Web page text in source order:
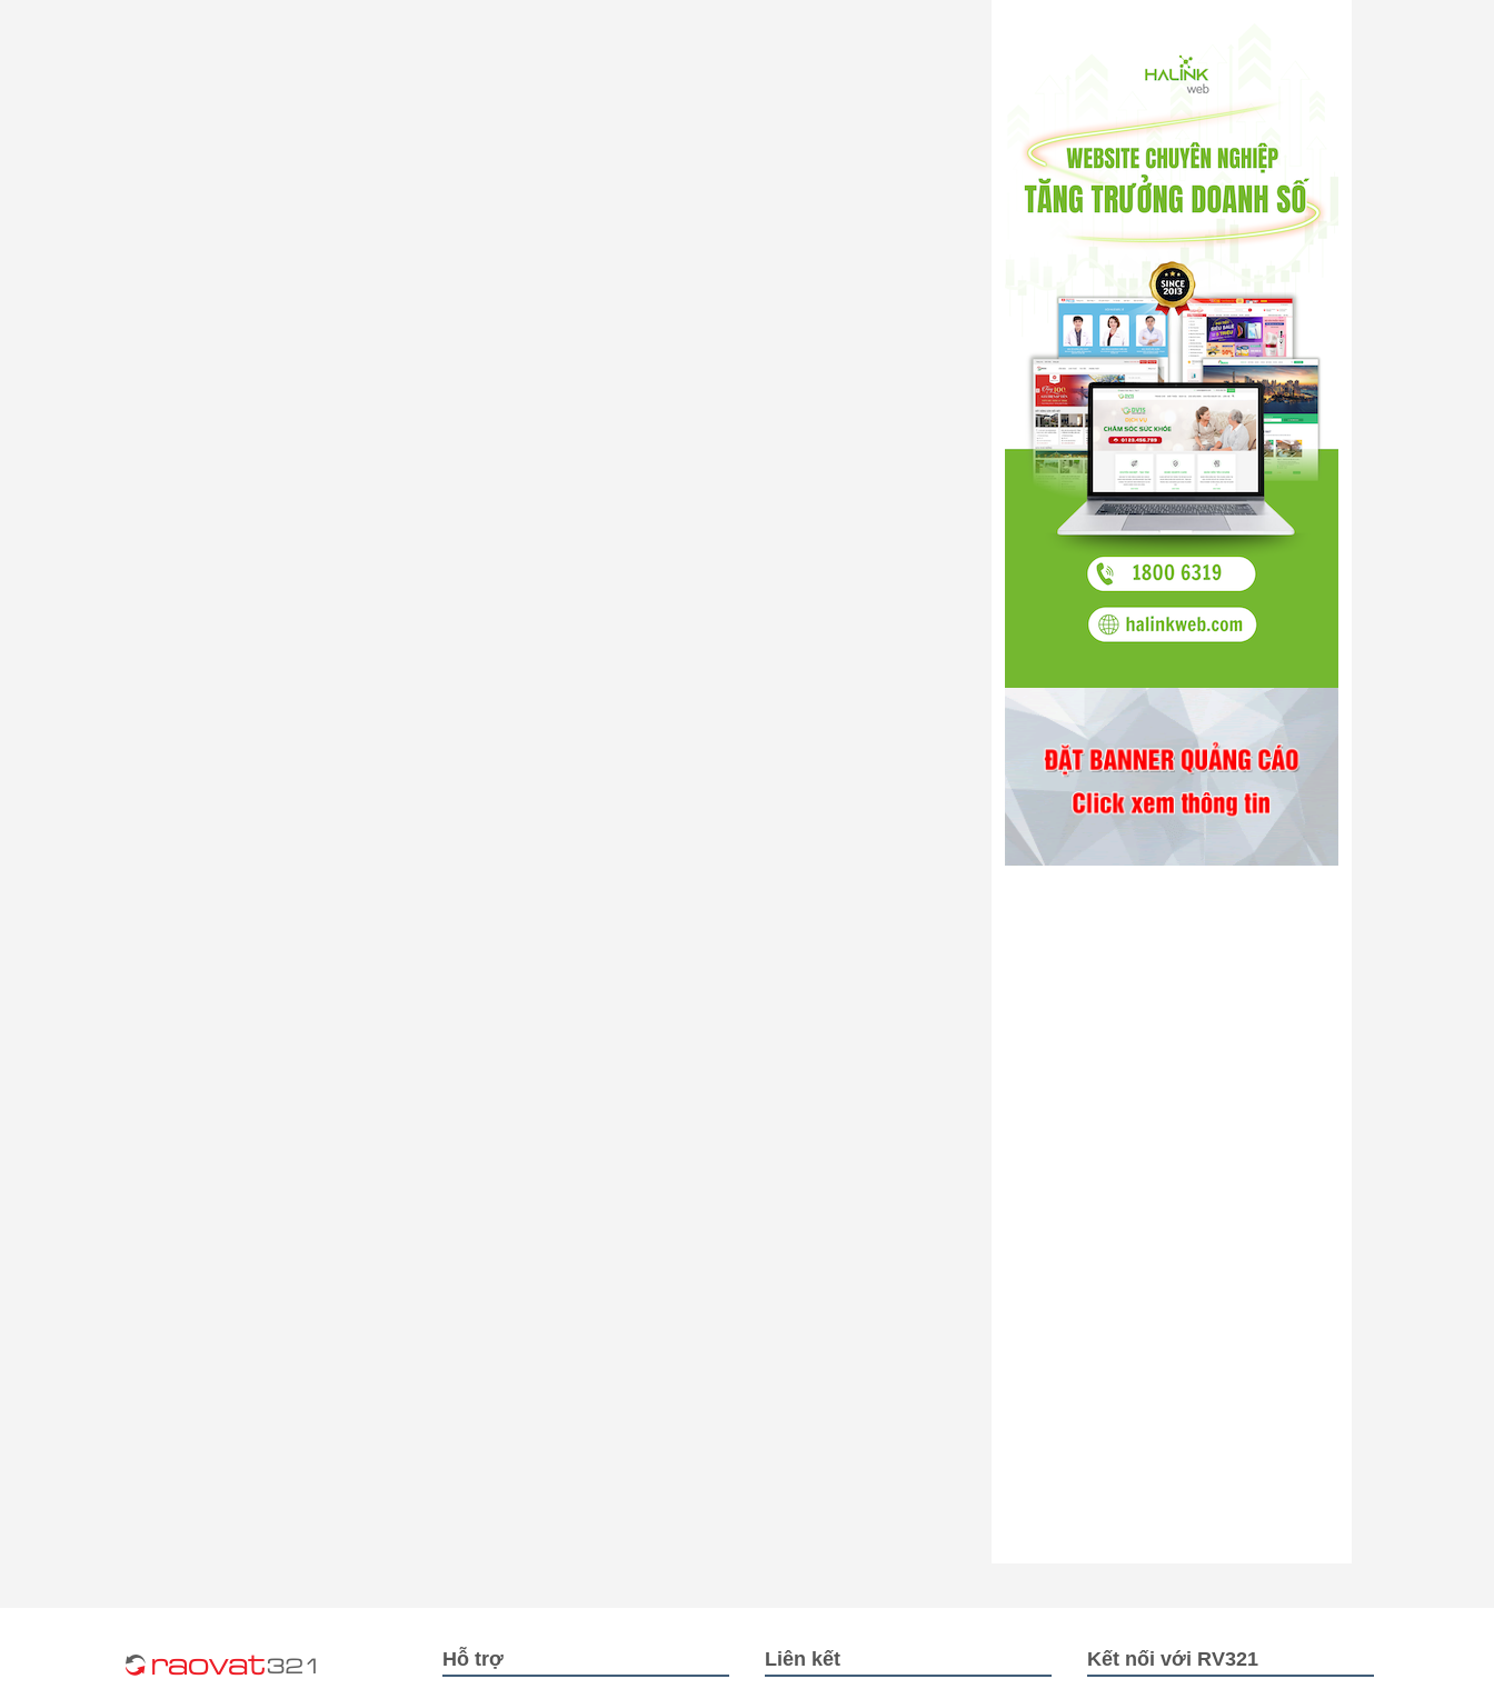
Hỗ trợ Liên kết Kết nối với RV321